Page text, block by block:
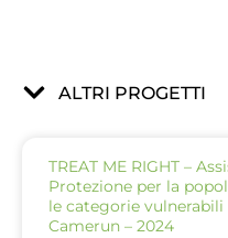
ALTRI PROGETTI
TREAT ME RIGHT –
Protezione per la
le categorie
Camerun – 2024